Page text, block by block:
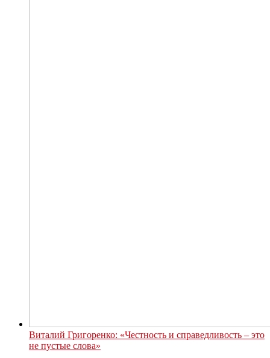
Виталий Григоренко: «Честность и справедливость – это
не пустые слова»